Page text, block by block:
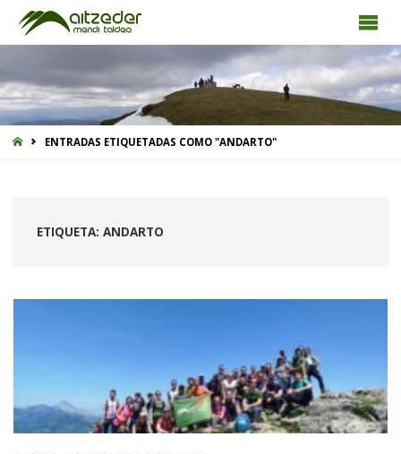
INICIOENTRADAS ETIQUETADAS COMO "ANDARTO"
ETIQUETA: ANDARTO